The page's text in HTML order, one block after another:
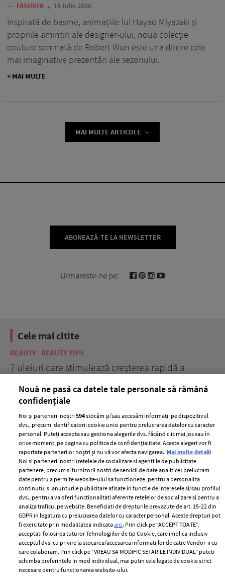
— FASHION 18 iulie 2026
Inspirată de basme, animațiile lui Hayao Miyazaki și
propriile amintiri ale designer-ului, noua colecție
couture semnată de Robert Wun este una dintre cele
mai imaginative prezentări ale sezonului.
+ MAI MULTE
MAI MULTE ARTICOLE
ABONEAZĂ-TE LA NEWSLETTER
Urmareste-ne pe:
Cele mai citite
BEAUTY BEAUTY TIPS
7 uleiuri care stimulează creșterea rapidă a
ELLE Style Awards
2024
Despre ELLE
Romania
Contact
Abonamente
Termeni si conditii
Politica de
confidențialitate
Politica de cookies
Publicitate
Nouă ne pasă ca datele tale personale să rămână
confidențiale
Noi și partenerii noștri594stocăm și/sau accesăm informații pe dispozitivul
dvs., precum identificatorii cookie unici pentru prelucrarea datelor cu caracter
personal. Puteți accepta sau gestiona alegerile dvs. făcând clic mai jos sau în
orice moment, pe pagina cu politica de confidențialitate. Aceste alegeri vor fi
raportate partenerilor noștri și nu vă vor afecta navigarea. Mai multe detalii
Noi si partenerii nostri (retelele de socializare si agentiile de publicitate
partenere, precum si furnizorii nostri de servicii de date analitice) prelucram
date pentru a permite website-ului sa functioneze, pentru a personaliza
continutul si anunturile publicitare afisate in functie de interesele si/sau profilul
dvs., pentru a va oferi functionalitati aferente retelelor de socializare si pentru a
analiza traficul pe website. Beneficiati de drepturile prevazute de art. 15-22 din
GDPR in legatura cu prelucrarea datelor cu caracter personal. Aceste drepturi pot
fi exercitate prin modalitatea indicataaici. Prin click pe “ACCEPT TOATE”,
acceptati folosirea tuturor Tehnologiilor de tip Cookie, care implica inclusiv
acceptul dvs. cu privire la stocarea/accesarea informatiilor de catre Vendor-ii cu
care colaboram. Prin click pe “VREAU SA MODIFIC SETARILE INDIVIDUAL” puteti
schimba preferintele in mod individual, mai putin cele legate de cookie strict
necesare pentru functionarea website-ului.